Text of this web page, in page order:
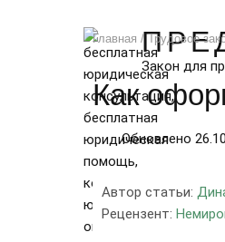
Закон для
Главная / Трудовое
Как
Обновлено
Автор статьи:
Рецензент:
8